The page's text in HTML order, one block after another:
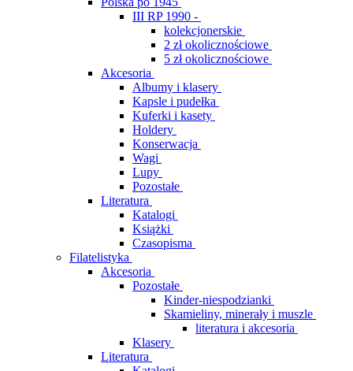
III RP 1990 -
kolekcjonerskie
2 zł okolicznościowe
5 zł okolicznościowe
Akcesoria
Albumy i klasery
Kapsle i pudełka
Kuferki i kasety
Holdery
Konserwacja
Wagi
Lupy
Pozostałe
Literatura
Katalogi
Książki
Czasopisma
Filatelistyka
Akcesoria
Pozostałe
Kinder-niespodzianki
Skamieliny, minerały i muszle
literatura i akcesoria
Klasery
Literatura